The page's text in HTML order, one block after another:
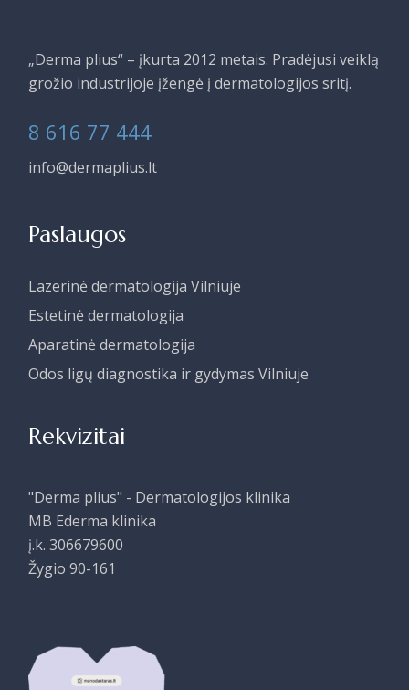
„Derma plius“ – įkurta 2012 metais. Pradėjusi veiklą
grožio industrijoje įžengė į dermatologijos sritį.
8 616 77 444
info@dermaplius.lt
Paslaugos
Lazerinė dermatologija Vilniuje
Estetinė dermatologija
Aparatinė dermatologija
Odos ligų diagnostika ir gydymas Vilniuje
Rekvizitai
"Derma plius" - Dermatologijos klinika
MB Ederma klinika
į.k. 306679600
Žygio 90-161